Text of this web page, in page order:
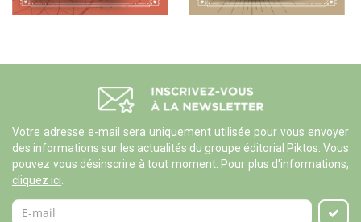
Votre adresse e-mail sera uniquement utilisée pour vous envoyer
des informations sur les actualités du groupe éditorial Piktos. Vous
pouvez vous désinscrire à tout moment. Pour plus d'informations,
cliquez ici